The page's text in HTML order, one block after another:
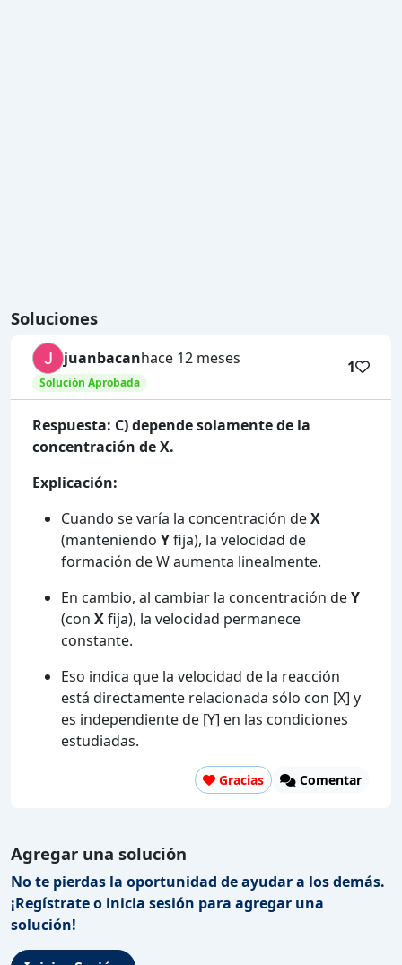
Soluciones
juanbacanhace 12 meses
Solución Aprobada
1
Respuesta: C) depende solamente de la
concentración de X.
Explicación:
Cuando se varía la concentración deX
(manteniendo Yfija), la velocidad de
formación de W aumenta linealmente.
En cambio, al cambiar la concentración deY
(con Xfija), la velocidad permanece
constante.
Eso indica que la velocidad de la reacción
está directamente relacionada sólo con [X] y
es independiente de [Y] en las condiciones
estudiadas.
Gracias Comentar
Agregar una solución
No te pierdas la oportunidad de ayudar a los demás.
¡Regístrate o inicia sesión para agregar una
solución!